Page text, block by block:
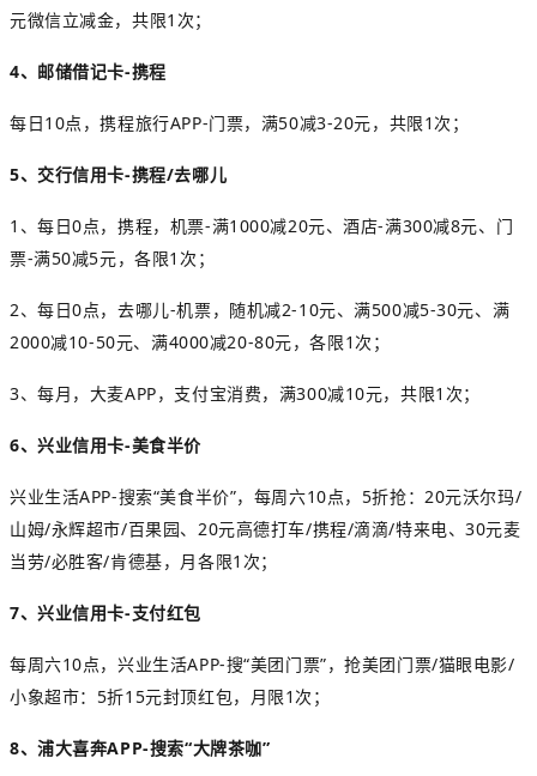
元微信立减金，共限1次；
4、邮储借记卡-携程
每日10点，携程旅行APP-门票，满50减3-20元，共限1次；
5、交行信用卡-携程/去哪儿
1、每日0点，携程，机票-满1000减20元、酒店-满300减8元、门
票-满50减5元，各限1次；
2、每日0点，去哪儿-机票，随机减2-10元、满500减5-30元、满
2000减10-50元、满4000减20-80元，各限1次；
3、每月，大麦APP，支付宝消费，满300减10元，共限1次；
6、兴业信用卡-美食半价
兴业生活APP-搜索“美食半价”， 每周六10点，5折抢：20元沃尔玛/
山姆/永辉超市/百果园、20元高德打车/携程/滴滴/特来电、30元麦
当劳/必胜客/肯德基，月各限1次；
7、兴业信用卡-支付红包
每周六10点，兴业生活APP-搜“美团门票”，抢美团门票/猫眼电影/
小象超市：5折15元封顶红包，月限1次；
8、浦大喜奔APP-搜索“大牌茶咖”